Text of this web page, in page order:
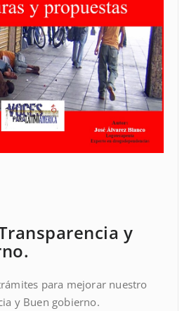
y
para mejorar nuestro
y Buen gobierno.